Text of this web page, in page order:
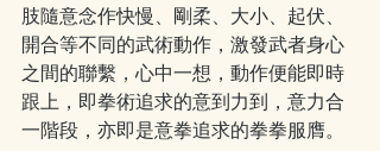
肢隨意念作快慢、剛柔、大小、起伏、
開合等不同的武術動作，激發武者身心
之間的聯繫，心中一想，動作便能即時
跟上，即拳術追求的意到力到，意力合
一階段，亦即是意拳追求的拳拳服膺。